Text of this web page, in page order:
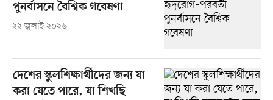
পুনর্বাসনে বৈশ্বিক গবেষণা
২২ জুলাই ২০২৬
দেশের স্কুলশিক্ষার্থীদের জন্য যা
করা যেতে পারে, যা শিখছি